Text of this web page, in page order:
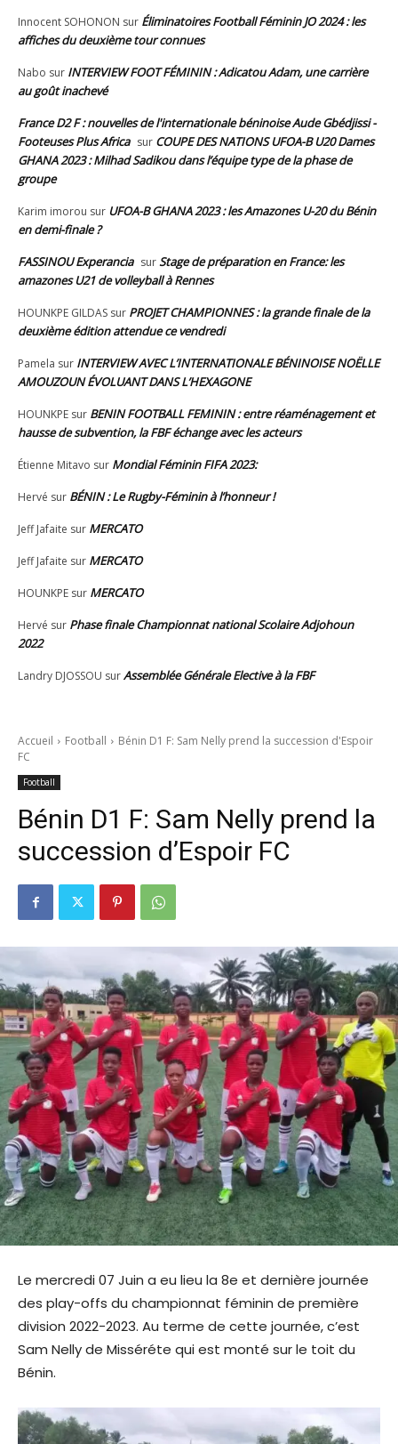
Innocent SOHONON sur Éliminatoires Football Féminin JO 2024 : les
affiches du deuxième tour connues
Nabo sur INTERVIEW FOOT FÉMININ : Adicatou Adam, une carrière
au goût inachevé
France D2 F : nouvelles de l'internationale béninoise Aude Gbédjissi -
Footeuses Plus Africa sur COUPE DES NATIONS UFOA-B U20 Dames
GHANA 2023 : Milhad Sadikou dans l’équipe type de la phase de
groupe
Karim imorou sur UFOA-B GHANA 2023 : les Amazones U-20 du Bénin
en demi-finale ?
FASSINOU Experancia surStage de préparation en France: les
amazones U21 de volleyball à Rennes
HOUNKPE GILDAS sur PROJET CHAMPIONNES : la grande finale de la
deuxième édition attendue ce vendredi
Pamela sur INTERVIEW AVEC L’INTERNATIONALE BÉNINOISE NOËLLE
AMOUZOUN ÉVOLUANT DANS L’HEXAGONE
HOUNKPE sur BENIN FOOTBALL FEMININ : entre réaménagement et
hausse de subvention, la FBF échange avec les acteurs
Étienne Mitavo sur Mondial Féminin FIFA 2023:
Hervé sur BÉNIN : Le Rugby-Féminin à l’honneur !
Jeff Jafaite sur MERCATO
Jeff Jafaite sur MERCATO
HOUNKPE sur MERCATO
Hervé sur Phase finale Championnat national Scolaire Adjohoun
2022
Landry DJOSSOU surAssemblée Générale Elective à la FBF